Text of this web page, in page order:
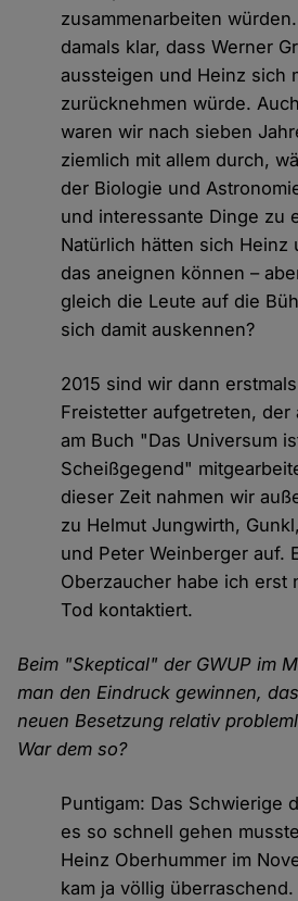
zusammenarbeiten
damals klar, dass Werner
aussteigen und Heinz sich
zurücknehmen würde.
waren wir nach sieben
ziemlich mit allem durch,
der Biologie und
und interessante Dinge zu
Natürlich hätten sich Heinz
das aneignen können –
gleich die Leute auf die
sich damit auskennen?
2015 sind wir dann
Freistetter aufgetreten, der
am Buch "Das Universum
Scheißgegend"
dieser Zeit nahmen wir
zu Helmut Jungwirth,
und Peter Weinberger auf.
Oberzaucher habe ich erst
Tod kontaktiert.
Beim "Skeptical" der GWUP im
man den Eindruck gewinnen,
neuen Besetzung relativ
War dem so?
Puntigam: Das Schwierige
es so schnell gehen
Heinz Oberhummer im
kam ja völlig überraschend.